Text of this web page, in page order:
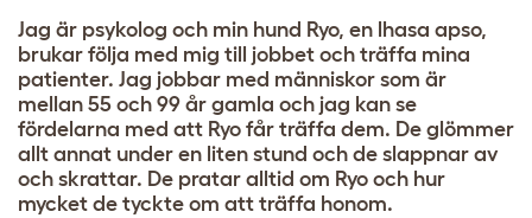
Jag är psykolog och min hund Ryo, en lhasa apso,
brukar följa med mig till jobbet och träffa mina
patienter. Jag jobbar med människor som är
mellan 55 och 99 år gamla och jag kan se
fördelarna med att Ryo får träffa dem. De glömmer
allt annat under en liten stund och de slappnar av
och skrattar. De pratar alltid om Ryo och hur
mycket de tyckte om att träffa honom.